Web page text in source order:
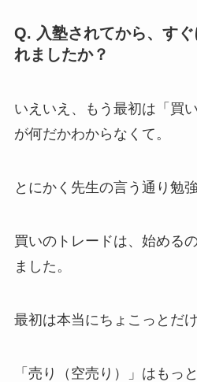
Q. 入塾されてから、す
れましたか？
いえいえ、もう最初は「買
が何だかわからなくて。
とにかく先生の言う通り勉
買いのトレードは、始める
ました。
最初は本当にちょこっとだけ
「売り（空売り）」はもっ